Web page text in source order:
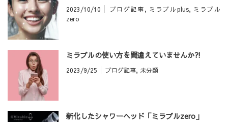
2023/10/10 ブログ記事, ミラブルplus, ミラブル
zero
ミラブルの使い方を間違えていませんか⁈
2023/9/25 ブログ記事, 未分類
新化したシャワーヘッド「ミラブルzero」